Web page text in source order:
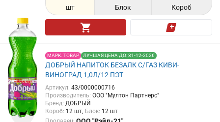
шт Блок Короб
МАРК. ТОВАР ЛУЧШАЯ ЦЕНА ДО: 31-12-2026
ДОБРЫЙ НАПИТОК БЕЗАЛК С/ГАЗ КИВИ-
ВИНОГРАД 1,0Л/12 ПЭТ
Артикул: 43/0000000716
Производитель: ООО "Мултон Партнерс"
Бренд: ДОБРЫЙ
Короб: 12 шт Блок: 12 шт